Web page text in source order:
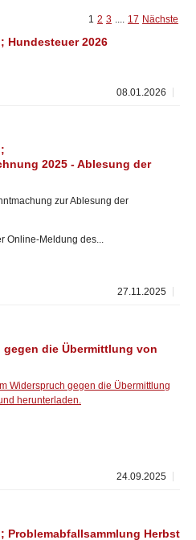
1 2 3 .... 17 Nächste
Hundesteuer 2026
08.01.2026
2025 - Ablesung der
zur Ablesung der
Online-Meldung des...
27.11.2025
gegen die Übermittlung von
Widerspruch gegen die Übermittlung
herunterladen.
24.09.2025
Problemabfallsammlung Herbst